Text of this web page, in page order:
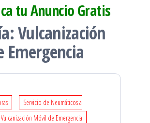
tu Anuncio Gratis
Vulcanización
Emergencia
Servicio de Neumáticos a
Vulcanización Móvil de Emergencia